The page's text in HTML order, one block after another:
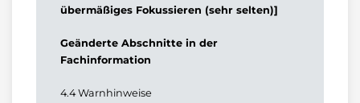
übermäßiges Fokussieren (sehr selten)]
Geänderte Abschnitte in der
Fachinformation
4.4 Warnhinweise